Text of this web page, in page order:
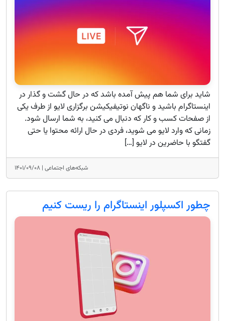
شاید برای شما هم پیش آمده باشد که در حال گشت و گذار در
اینستاگرام باشید و ناگهان نوتیفیکیشن برگزاری لایو از طرف یکی
از صفحات کسب و کار که دنبال می کنید، به شما ارسال شود.
زمانی که وارد لایو می شوید، فردی در حال ارائه محتوا یا حتی
گفتگو با حاضرین در لایو […]
شبکه‌های اجتماعی | ۱۴۰۱/۰۹/۰۸
چطور اکسپلور اینستاگرام را ریست کنیم